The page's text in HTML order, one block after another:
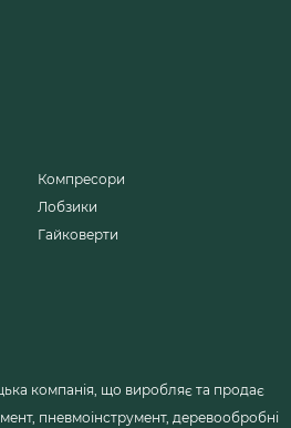
Компресори
Лобзики
Гайковерти
компанія, що виробляє та продає
пневмоінструмент, деревообробні